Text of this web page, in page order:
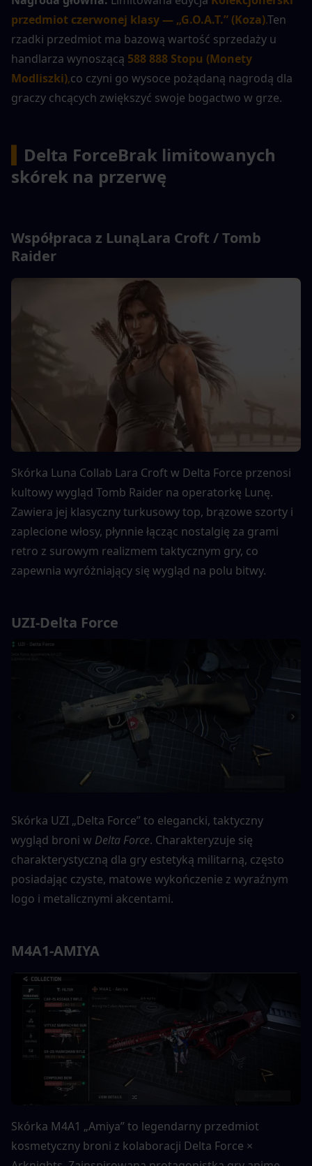
przedmiot czerwonej klasy — „G.O.A.T.” (Koza).Ten
rzadki przedmiot ma bazową wartość sprzedaży u
handlarza wynoszącą 588 888 Stopu (Monety
Modliszki),co czyni go wysoce pożądaną nagrodą dla
graczy chcących zwiększyć swoje bogactwo w grze.
Delta ForceBrak limitowanych
skórek na przerwę
Współpraca z LunąLara Croft / Tomb
Raider
Skórka Luna Collab Lara Croft w Delta Force przenosi
kultowy wygląd Tomb Raider na operatorkę Lunę.
Zawiera jej klasyczny turkusowy top, brązowe szorty i
zaplecione włosy, płynnie łącząc nostalgię za grami
retro z surowym realizmem taktycznym gry, co
zapewnia wyróżniający się wygląd na polu bitwy.
UZI-Delta Force
Skórka UZI „Delta Force” to elegancki, taktyczny
wygląd broni w Delta Force. Charakteryzuje się
charakterystyczną dla gry estetyką militarną, często
posiadając czyste, matowe wykończenie z wyraźnym
logo i metalicznymi akcentami.
M4A1-AMIYA
Skórka M4A1 „Amiya” to legendarny przedmiot
kosmetyczny broni z kolaboracji Delta Force ×